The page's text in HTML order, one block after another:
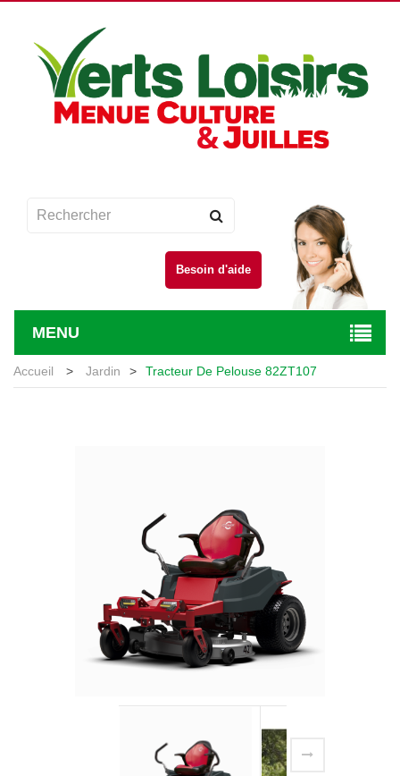
Besoin d'aide
MENU
Accueil > Jardin > Tracteur De Pelouse 82ZT107